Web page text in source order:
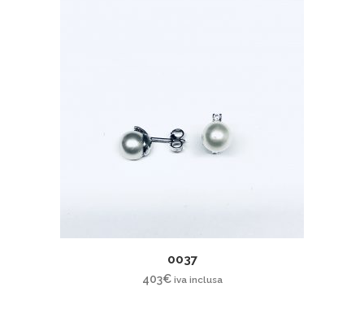
0037
403€ iva inclusa